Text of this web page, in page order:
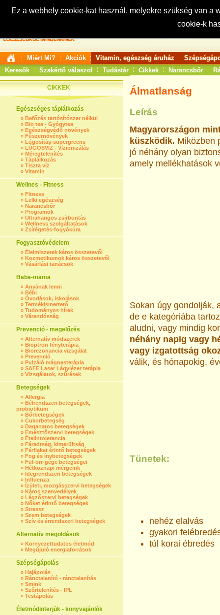
Ez a webhely cookie-kat használ, melyekre szükség van
cookie-k
Keresés:
Miért Mi? Akciók Vitamin, egészség áruház
Keresők
Szakértő válaszol Tudástár Cikkek Narancsbőr
CIKKEK
Egészséges táplálkozás
» Befőzés tartósítószer nélkül
» Bio tea - Gyógytea
» Egészségvédő növények
» Fűszernövények
» Lúgosítás-supergreens
» LÚGOSVÍZ - Vízionizálás
» Méregtelenítés
» Táplálkozás
» Tiszta víz
» Vitamin
Wellnes - Fitness
» Fitness
» Lelki egészség
» Narancsbőr
» Programok
» Ultrahangos zsírbontás
» Wellness szolgáltatások
» Zsírégetés-fogyókúra
Fogyasztóvédelem
» Élelmiszerek káros összetevői
» Kozmetikumok káros összetevői
» Vásárlási tanácsok
Baba-mama
» Anyának lenni
» Bébi
» Óvodások, iskolások
» Termékismertető
» Tudományos hírek
» Várandósság
Prevenció - megelőzés
» Alternatív módszerek
» Bioptron fényterápia
» Biorezonancia vizsgálat
» Prevenció
» Pulzáló mágnesterápia
» SAFE Laser Lágylézer terápia
» Vizsgálatok, szűrések
Betegségek
» Allergia
» Bélrendszeri betegségek,
probiotikum
» Bőrbetegségek
» Cukorbetegség
» Daganatos betegségek
» Emésztőszervi betegségek
» Ételintolerancia
» Fáradtság, kimerültség
» Férfiakat érintő betegségek
» Fog és ínybetegségek
» Fül-orr-gége betegségei
» Hétköznapi mérgeink
» Idegrendszeri betegségek
» Influenza
» Ízületi, mozgásszervi betegségek
» Káros szenvedélyek
» Légzőszervi betegségek
» Nőket érintő betegségek
» Stressz
» Szem betegségek
» Szív és érrendszeri betegségek
Alternatív megoldások
» Környezettudatos életmód
» Megújuló energiaforrások
Szépségápolás
» Hajápolás
» Ránctalanító - ránctalanítás
» Smink
» Szőrtelenítés - IPL
» Testápolás
Életmódinterjúk - könyvajánlók
Álmatlanság
Leírás
Magyarországon
küszködik. Miközben
jó néhány olyan
amely mellékhatások
Sokan úgy gondolják,
de e kategóriába
aludni, vagy mindig
néhány napig vagy
vagy izgatottság
válik, és hónapokig,
Tünetek:
nehéz elalvás
gyakori
túl korai ébredés